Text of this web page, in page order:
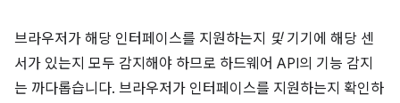
브라우저가 해당 인터페이스를 지원하는지 및기기에 해당 센
서가 있는지 모두 감지해야 하므로 하드웨어 API의 기능 감지
는 까다롭습니다. 브라우저가 인터페이스를 지원하는지 확인하